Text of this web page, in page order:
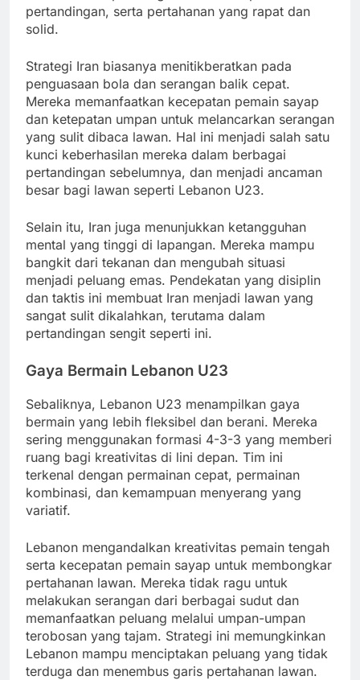
pertandingan, serta pertahanan yang rapat dan
solid.
Strategi Iran biasanya menitikberatkan pada
penguasaan bola dan serangan balik cepat.
Mereka memanfaatkan kecepatan pemain sayap
dan ketepatan umpan untuk melancarkan serangan
yang sulit dibaca lawan. Hal ini menjadi salah satu
kunci keberhasilan mereka dalam berbagai
pertandingan sebelumnya, dan menjadi ancaman
besar bagi lawan seperti Lebanon U23.
Selain itu, Iran juga menunjukkan ketangguhan
mental yang tinggi di lapangan. Mereka mampu
bangkit dari tekanan dan mengubah situasi
menjadi peluang emas. Pendekatan yang disiplin
dan taktis ini membuat Iran menjadi lawan yang
sangat sulit dikalahkan, terutama dalam
pertandingan sengit seperti ini.
Gaya Bermain Lebanon U23
Sebaliknya, Lebanon U23 menampilkan gaya
bermain yang lebih fleksibel dan berani. Mereka
sering menggunakan formasi 4-3-3 yang memberi
ruang bagi kreativitas di lini depan. Tim ini
terkenal dengan permainan cepat, permainan
kombinasi, dan kemampuan menyerang yang
variatif.
Lebanon mengandalkan kreativitas pemain tengah
serta kecepatan pemain sayap untuk membongkar
pertahanan lawan. Mereka tidak ragu untuk
melakukan serangan dari berbagai sudut dan
memanfaatkan peluang melalui umpan-umpan
terobosan yang tajam. Strategi ini memungkinkan
Lebanon mampu menciptakan peluang yang tidak
terduga dan menembus garis pertahanan lawan.